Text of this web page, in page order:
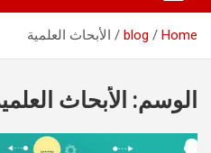
Home
blog الأبحاث العلمية
الوسم: الأبحاث